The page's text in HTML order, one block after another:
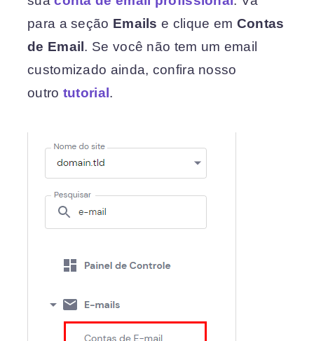
para a seção Emails e clique em Contas
de Email . Se você não tem um email
customizado ainda, confira nosso
outro tutorial .